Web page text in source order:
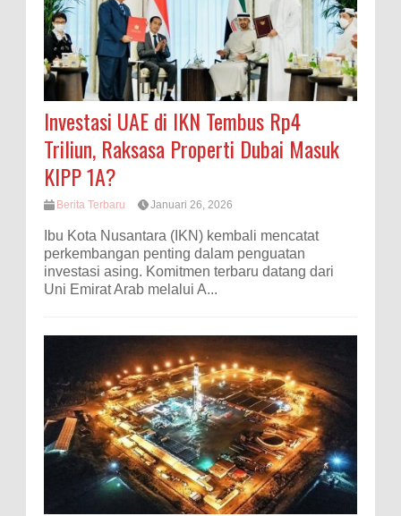
Investasi UAE di IKN Tembus Rp4
Triliun, Raksasa Properti Dubai Masuk
KIPP 1A?
Berita Terbaru Januari 26, 2026
Ibu Kota Nusantara (IKN) kembali mencatat
perkembangan penting dalam penguatan
investasi asing. Komitmen terbaru datang dari
Uni Emirat Arab melalui A...